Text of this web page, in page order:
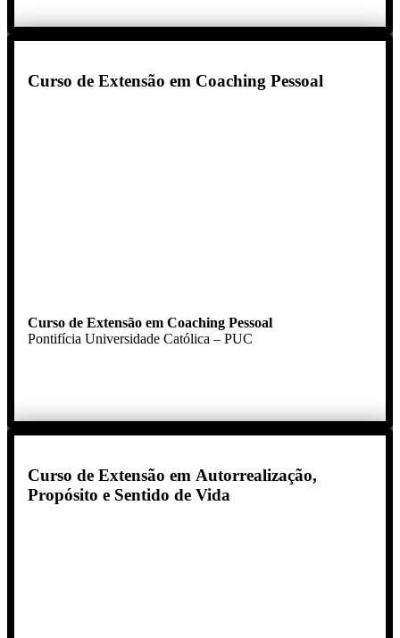
Curso de Extensão em Coaching Pessoal
Curso de Extensão em Coaching Pessoal
Pontifícia Universidade Católica – PUC
Curso de Extensão em Autorrealização,
Propósito e Sentido de Vida